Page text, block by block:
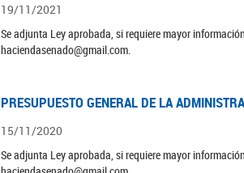
19/11/2021
Se adjunta Ley aprobada, si requiere mayor
haciendasenado@gmail.com.
PRESUPUESTO GENERAL DE LA
15/11/2020
Se adjunta Ley aprobada, si requiere mayor